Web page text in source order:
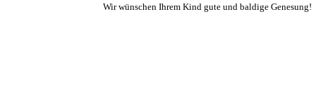
Wir wünschen Ihrem Kind gute und baldige Genesung!